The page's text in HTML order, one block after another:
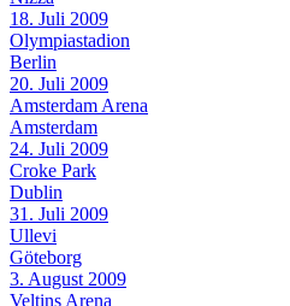
18. Juli 2009
Olympiastadion
Berlin
20. Juli 2009
Amsterdam Arena
Amsterdam
24. Juli 2009
Croke Park
Dublin
31. Juli 2009
Ullevi
Göteborg
3. August 2009
Veltins Arena